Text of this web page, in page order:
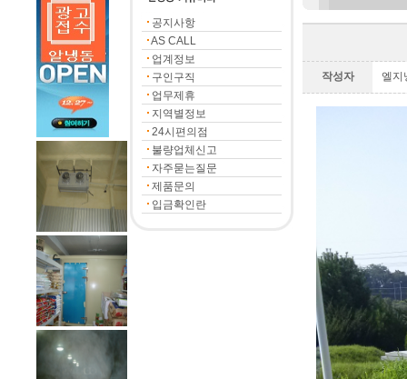
공지사항
AS CALL
업계정보
구인구직
업무제휴
지역별정보
24시편의점
불량업체신고
자주묻는질문
제품문의
입금확인란
작성자 엘지